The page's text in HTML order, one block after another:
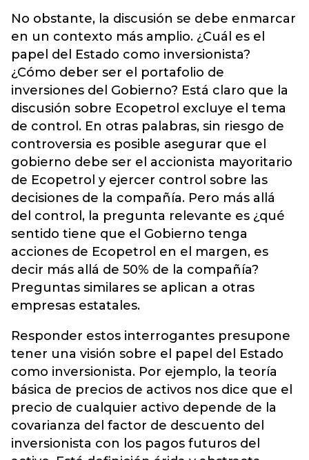
No obstante, la discusión se debe enmarcar
en un contexto más amplio. ¿Cuál es el
papel del Estado como inversionista?
¿Cómo deber ser el portafolio de
inversiones del Gobierno? Está claro que la
discusión sobre Ecopetrol excluye el tema
de control. En otras palabras, sin riesgo de
controversia es posible asegurar que el
gobierno debe ser el accionista mayoritario
de Ecopetrol y ejercer control sobre las
decisiones de la compañía. Pero más allá
del control, la pregunta relevante es ¿qué
sentido tiene que el Gobierno tenga
acciones de Ecopetrol en el margen, es
decir más allá de 50% de la compañía?
Preguntas similares se aplican a otras
empresas estatales.
Responder estos interrogantes presupone
tener una visión sobre el papel del Estado
como inversionista. Por ejemplo, la teoría
básica de precios de activos nos dice que el
precio de cualquier activo depende de la
covarianza del factor de descuento del
inversionista con los pagos futuros del